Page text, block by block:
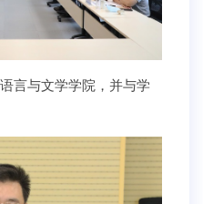
言与文学学院，并与学